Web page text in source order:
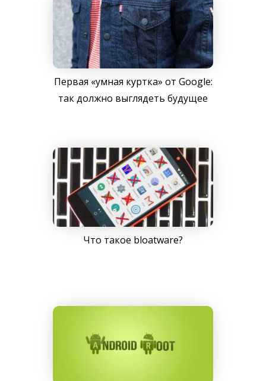
Первая «умная куртка» от Google:
так должно выглядеть будущее
Что такое bloatware?